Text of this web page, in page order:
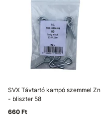
SVX Távtartó kampó szemmel Zn
- bliszter 58
660 Ft